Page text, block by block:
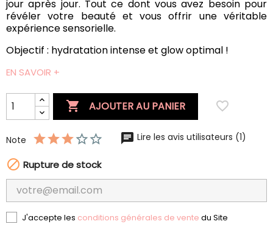
jour après jour. Tout ce dont vous avez besoin pour
révéler votre beauté et vous offrir une véritable
expérience sensorielle.
Objectif : hydratation intense et glow optimal !
EN SAVOIR +
 AJOUTER AU PANIER favorite_border
Note Lire les avis utilisateurs (1)
 Rupture de stock
J'accepte les conditions générales de vente du Site